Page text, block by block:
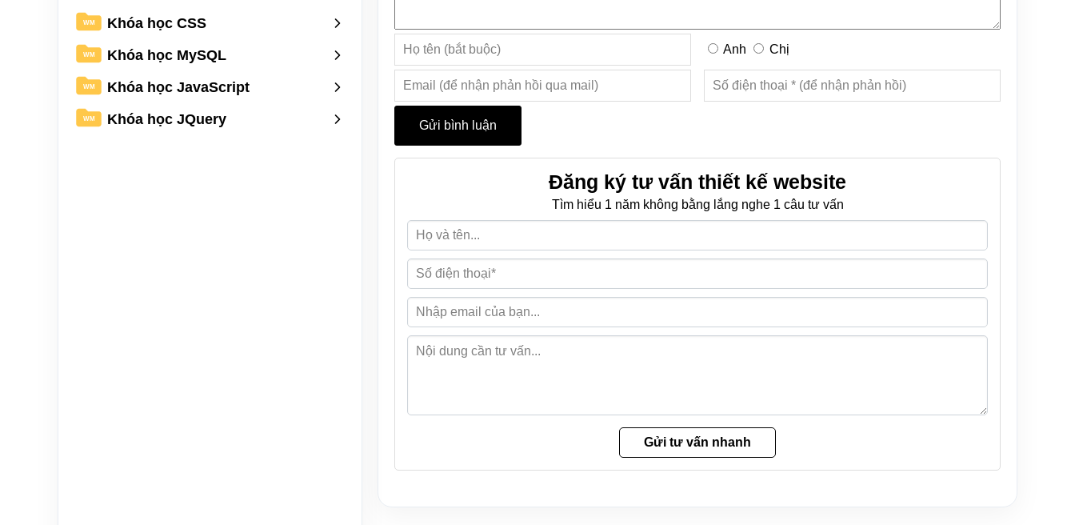
Anh Chị
Đăng ký tư vấn thiết kế website
Tìm hiểu 1 năm không bằng lắng nghe 1 câu tư vấn
WM Khóa học CSS
WM Khóa học MySQL
WM Khóa học JavaScript
WM Khóa học JQuery